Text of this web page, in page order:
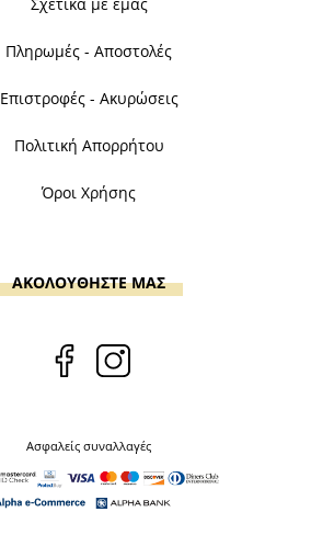
Πληρωμές - Αποστολές
Επιστροφές - Ακυρώσεις
Πολιτική Απορρήτου
Όροι Χρήσης
ΑΚΟΛΟΥΘΗΣΤΕ ΜΑΣ
Ασφαλείς συναλλαγές